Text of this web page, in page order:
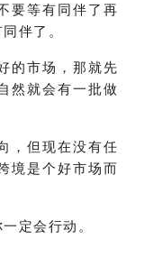
要等有同伴了再
伴了。
的市场，那就先
然就会有一批做
，但现在没有任
境是个好市场而
定会行动。